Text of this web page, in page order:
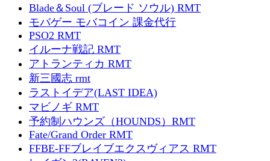
Blade＆Soul (ブレード ソウル) RMT
モバゲー モバコイン 課金代行
PSO2 RMT
イルーナ戦記 RMT
アトランティカ RMT
新三國志 rmt
ラストイデア(LAST IDEA)
マビノギ RMT
予約制ハウンズ（HOUNDS）RMT
Fate/Grand Order RMT
FFBE-FFブレイブエクスヴィアス RMT